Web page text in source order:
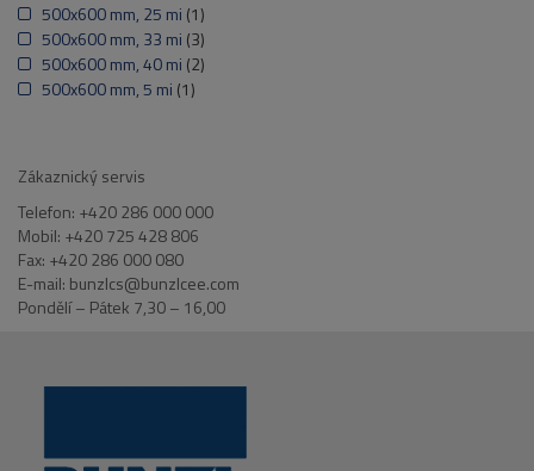
500x600 mm, 25 mi (1)
500x600 mm, 33 mi (3)
500x600 mm, 40 mi (2)
500x600 mm, 5 mi (1)
Zákaznický servis
Telefon: +420 286 000 000
Mobil: +420 725 428 806
Fax: +420 286 000 080
E-mail: bunzlcs@bunzlcee.com
Pondělí – Pátek 7,30 – 16,00